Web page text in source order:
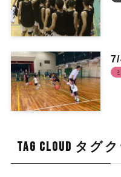
TAG CLOUD タグ